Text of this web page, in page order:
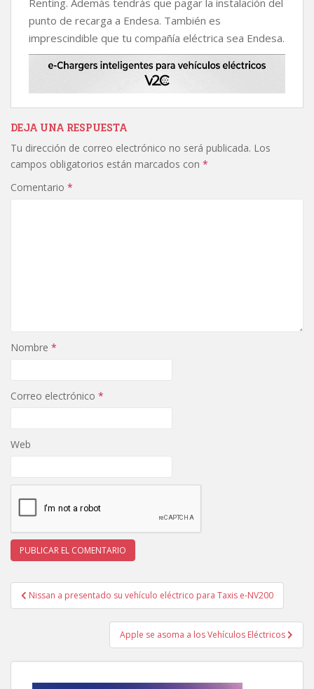
Renting. Además tendrás que pagar la instalación del
punto de recarga a Endesa. También es
imprescindible que tu compañía eléctrica sea Endesa.
DEJA UNA RESPUESTA
Tu dirección de correo electrónico no será publicada. Los
campos obligatorios están marcados con *
Comentario *
Nombre *
Correo electrónico *
Web
Navegación
de
Nissan a presentado su vehículo eléctrico para Taxis e-NV200
Apple se asoma a los Vehículos Eléctricos